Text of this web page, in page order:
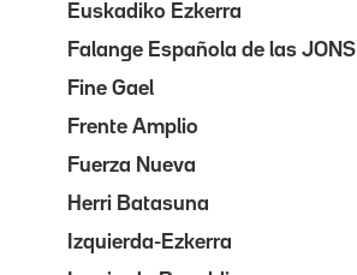
Euskadiko Ezkerra
Falange Española de las JONS
Fine Gael
Frente Amplio
Fuerza Nueva
Herri Batasuna
Izquierda-Ezkerra